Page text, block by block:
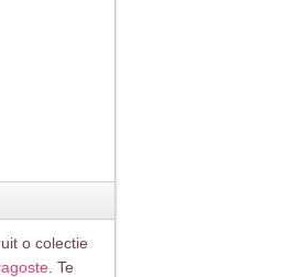
o colectie
. Te